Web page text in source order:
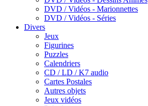
DVD / Vidéos - Marionnettes
DVD / Vidéos - Séries
Divers
Jeux
Figurines
Puzzles
Calendriers
CD / LD / K7 audio
Cartes Postales
Autres objets
Jeux vidéos